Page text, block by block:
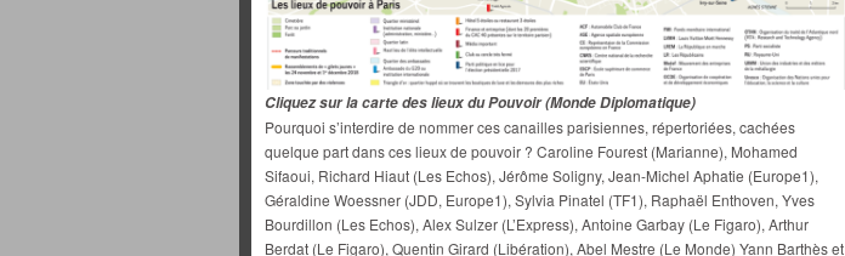
Cliquez sur la carte des lieux du Pouvoir (Monde Diplomatique)
Pourquoi s’interdire de nommer ces canailles parisiennes, répertoriées, cachées
quelque part dans ces lieux de pouvoir ? Caroline Fourest (Marianne), Mohamed
Sifaoui, Richard Hiaut (Les Echos), Jérôme Soligny, Jean-Michel Aphatie (Europe1),
Géraldine Woessner (JDD, Europe1), Sylvia Pinatel (TF1), Raphaël Enthoven, Yves
Bourdillon (Les Echos), Alex Sulzer (L’Express), Antoine Garbay (Le Figaro), Arthur
Berdat (Le Figaro), Quentin Girard (Libération), Abel Mestre (Le Monde) Yann Barthès et